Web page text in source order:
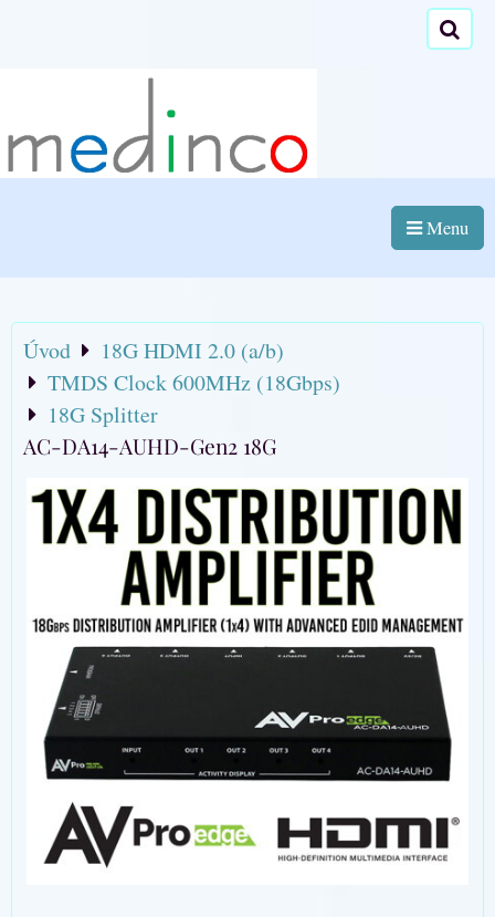
Menu
Úvod
18G HDMI 2.0 (a/b)
TMDS Clock 600MHz (18Gbps)
18G Splitter
AC-DA14-AUHD-Gen2 18G